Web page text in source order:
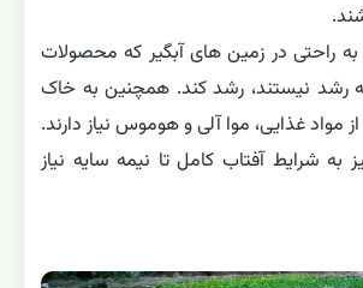
به راحتی در زمین های آبگیر که محصولات
رشد نیستند، رشد کند. همچنین به خاک
مواد غذایی، موا آلی و هوموس نیاز دارند.
به شرایط آفتاب کامل تا نیمه سایه نیاز